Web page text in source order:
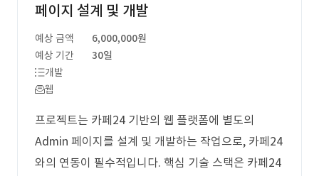
페이지 설계 및 개발
예상 금액
6,000,000원
예상 기간
30일
개발
웹
프로젝트는 카페24 기반의 웹 플랫폼에 별도의
Admin 페이지를 설계 및 개발하는 작업으로, 카페24
와의 연동이 필수적입니다. 핵심 기술 스택은 카페24